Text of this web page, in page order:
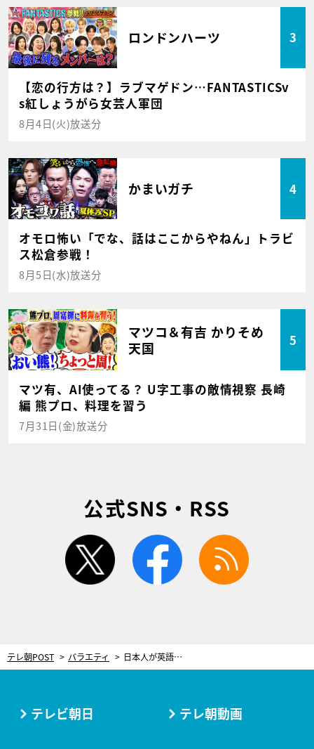
ロンドンハーツ 3
【恋の行方は？】ラブマゲドン…FANTASTICSv
s紅しょうがら女芸人軍団
8月4日(火)放送分
かまいガチ 4
オモロ怖い「でな、話はここからやねん」トラビ
ス松倉参戦！
8月5日(水)放送分
マツコ＆有吉 かりそめ
天国
5
マツ有、AI使ってる？ U字工事の敵情視察 長崎
編 熊プロ、料理を習う
7月31日(金)放送分
公式SNS・RSS
twitter facebook
テレ朝POST バラエティ 日本人が英語を話せない“2大理由” その一つに90年代のテレビ番組に潜んだ文化も「我々も笑ってはいけなかった」
テレビ朝日 テレ朝動画